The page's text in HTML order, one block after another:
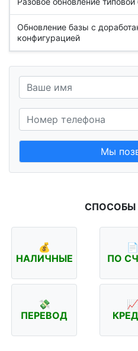
Обновление базы с
конфигурацией
Мы
СПОСОБЫ
💰
НАЛИЧНЫЕ
📄
ПО
💸
ПЕРЕВОД
📈